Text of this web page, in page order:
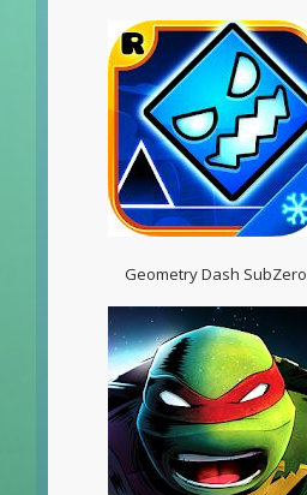
Geometry Dash SubZero